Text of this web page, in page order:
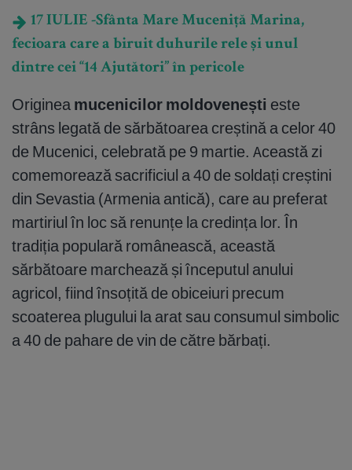
17 IULIE -Sfânta Mare Muceniță Marina,
fecioara care a biruit duhurile rele și unul
dintre cei “14 Ajutători” în pericole
Originea mucenicilor moldovenești este
strâns legată de sărbătoarea creștină a celor 40
de Mucenici, celebrată pe 9 martie. Această zi
comemorează sacrificiul a 40 de soldați creștini
din Sevastia (Armenia antică), care au preferat
martiriul în loc să renunțe la credința lor. În
tradiția populară românească, această
sărbătoare marchează și începutul anului
agricol, fiind însoțită de obiceiuri precum
scoaterea plugului la arat sau consumul simbolic
a 40 de pahare de vin de către bărbați.